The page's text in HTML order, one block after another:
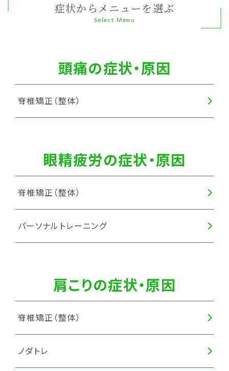
症状からメニューを選ぶ
Select Menu
頭痛の症状・原因
脊椎矯正（整体）
眼精疲労の症状・原因
脊椎矯正（整体）
パーソナルトレーニング
肩こりの症状・原因
脊椎矯正（整体）
ノダトレ